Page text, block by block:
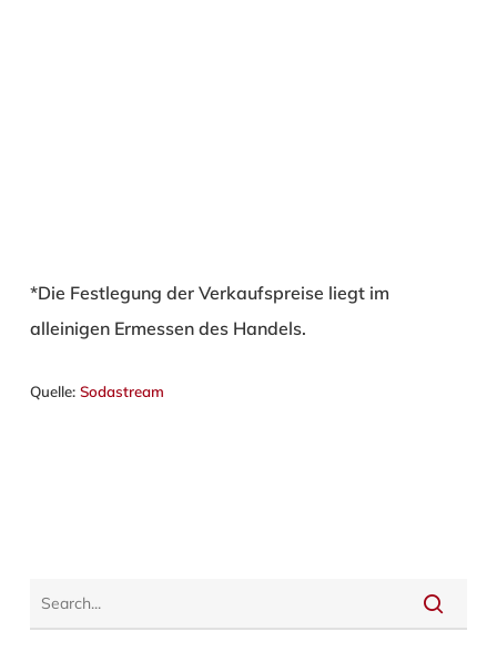
*Die Festlegung der Verkaufspreise liegt im
alleinigen Ermessen des Handels.
Quelle: Sodastream